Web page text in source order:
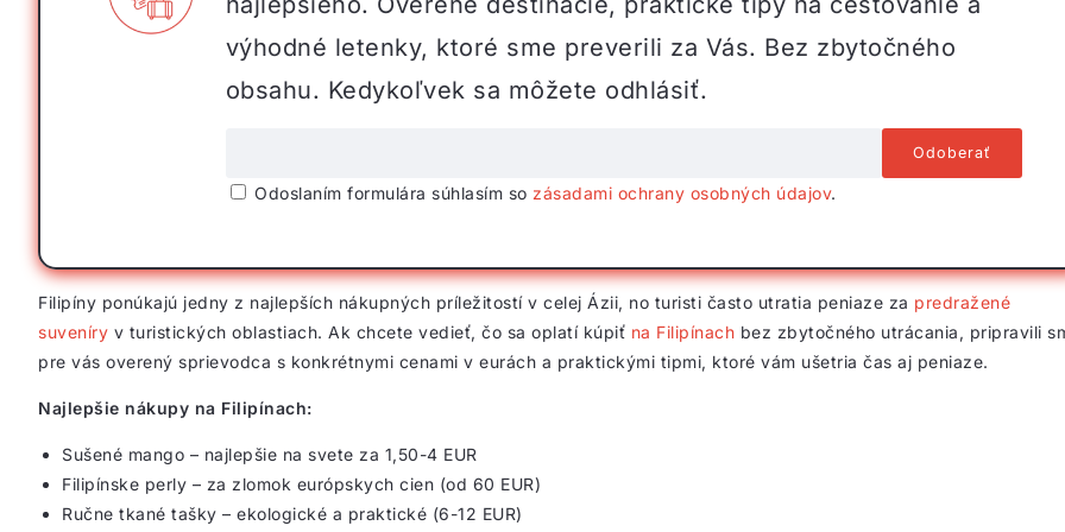
výhodné letenky, ktoré sme preverili za Vás. Bez zbytočného
obsahu. Kedykoľvek sa môžete odhlásiť.
Odoslaním formulára súhlasím so zásadami ochrany osobných údajov.
Filipíny ponúkajú jedny z najlepších nákupných príležitostí v celej Ázii, no turisti často utratia peniaze za predražené
suveníry v turistických oblastiach. Ak chcete vedieť, čo sa oplatí kúpiť na Filipínach bez zbytočného utrácania, pripravili
pre vás overený sprievodca s konkrétnymi cenami v eurách a praktickými tipmi, ktoré vám ušetria čas aj peniaze.
Najlepšie nákupy na Filipínach:
Sušené mango – najlepšie na svete za 1,50-4 EUR
Filipínske perly – za zlomok európskych cien (od 60 EUR)
Ručne tkané tašky – ekologické a praktické (6-12 EUR)